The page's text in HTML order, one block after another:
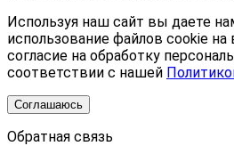
Используя наш сайт вы даете
использование файлов cookie
согласие на обработку
соответствии с нашей
Соглашаюсь
Обратная связь